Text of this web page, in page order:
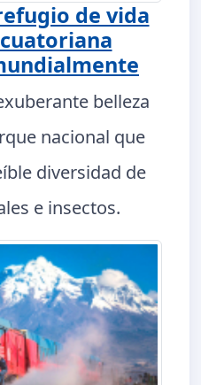
de vida
belleza
nacional que
diversidad de
e insectos.